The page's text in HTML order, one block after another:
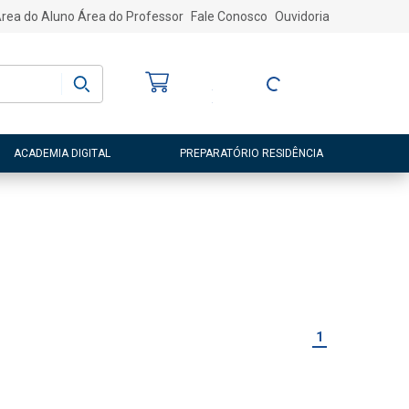
do Aluno Área do Professor Fale Conosco Ouvidoria
Entre ou Cadastre-
ACADEMIA DIGITAL PREPARATÓRIO RESIDÊNCIA
1